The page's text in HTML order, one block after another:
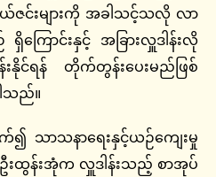
ဇင်းများကို အခါသင့်သလို လာ
ကြောင်းနှင့် အခြားလှူဒါန်းလို
နိုင်ရန် တိုက်တွန်းပေးမည်ဖြစ်
သည်။
ာရေးနှင့်ယဉ်ကျေးမှု
းထွန်းအုံက လှူဒါန်းသည့် စာအုပ်